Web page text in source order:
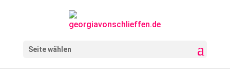
Seite wählen